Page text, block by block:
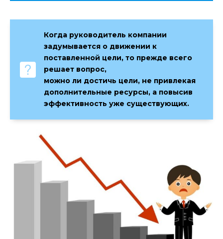
Когда руководитель компании
задумывается о движении к
поставленной цели, то прежде всего
решает вопрос,
можно ли достичь цели, не привлекая
дополнительные ресурсы, а повысив
эффективность уже существующих.